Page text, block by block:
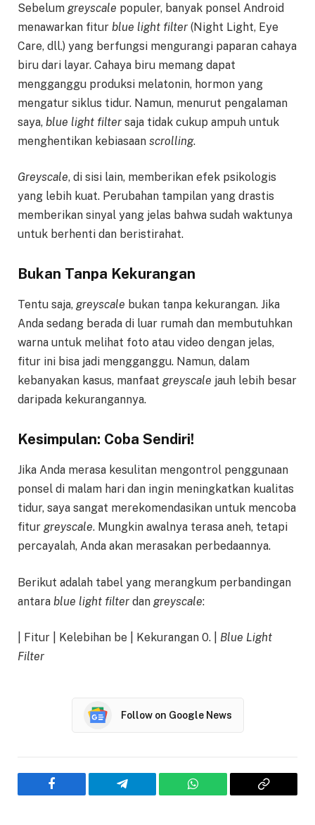
Sebelum greyscale populer, banyak ponsel Android
menawarkan fitur blue light filter (Night Light, Eye
Care, dll.) yang berfungsi mengurangi paparan cahaya
biru dari layar. Cahaya biru memang dapat
mengganggu produksi melatonin, hormon yang
mengatur siklus tidur. Namun, menurut pengalaman
saya, blue light filter saja tidak cukup ampuh untuk
menghentikan kebiasaan scrolling.
Greyscale, di sisi lain, memberikan efek psikologis
yang lebih kuat. Perubahan tampilan yang drastis
memberikan sinyal yang jelas bahwa sudah waktunya
untuk berhenti dan beristirahat.
Bukan Tanpa Kekurangan
Tentu saja, greyscale bukan tanpa kekurangan. Jika
Anda sedang berada di luar rumah dan membutuhkan
warna untuk melihat foto atau video dengan jelas,
fitur ini bisa jadi mengganggu. Namun, dalam
kebanyakan kasus, manfaat greyscale jauh lebih besar
daripada kekurangannya.
Kesimpulan: Coba Sendiri!
Jika Anda merasa kesulitan mengontrol penggunaan
ponsel di malam hari dan ingin meningkatkan kualitas
tidur, saya sangat merekomendasikan untuk mencoba
fitur greyscale. Mungkin awalnya terasa aneh, tetapi
percayalah, Anda akan merasakan perbedaannya.
Berikut adalah tabel yang merangkum perbandingan
antara blue light filter dan greyscale:
| Fitur | Kelebihan
Blue Light
Filter
Follow on Google News
Facebook Telegram WhatsApp
Copy